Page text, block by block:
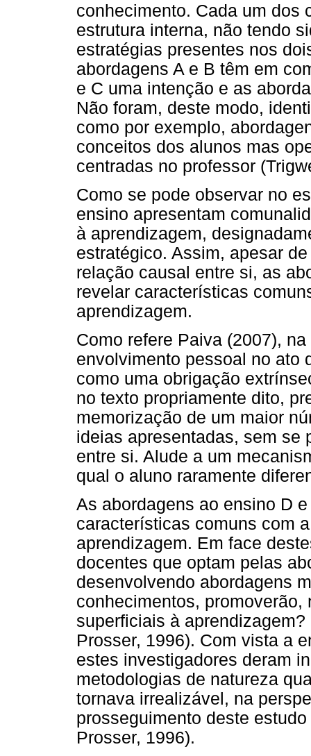
conhecimento. Cada um dos
estrutura interna, não tendo
estratégias presentes nos
abordagens A e B têm em
e C uma intenção e as
Não foram, deste modo,
como por exemplo,
conceitos dos alunos mas
centradas no professor
Como se pode observar no
ensino apresentam
à aprendizagem,
estratégico. Assim, apesar
relação causal entre si, as
revelar características
aprendizagem.
Como refere Paiva (2007),
envolvimento pessoal no ato
como uma obrigação
no texto propriamente dito,
memorização de um maior
ideias apresentadas, sem se
entre si. Alude a um
qual o aluno raramente
As abordagens ao ensino D
características comuns com
aprendizagem. Em face
docentes que optam pelas
desenvolvendo abordagens
conhecimentos,
superficiais à
Prosser, 1996). Com vista a
estes investigadores deram
metodologias de natureza
tornava irrealizável, na
prosseguimento deste
Prosser, 1996).